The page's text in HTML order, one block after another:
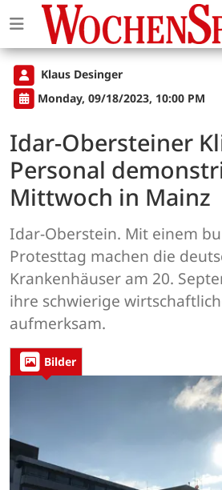
Klaus Desinger
Monday, 09/18/2023, 10:00 PM
Idar-Obersteiner
Personal
Mittwoch in Mainz
Idar-Oberstein. Mit einem
Protesttag machen die
Krankenhäuser am 20.
ihre schwierige
aufmerksam.
Bilder